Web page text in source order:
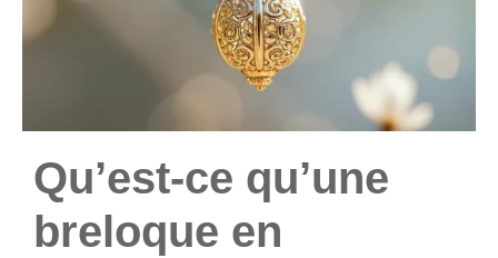
Qu’est-ce qu’une
breloque en